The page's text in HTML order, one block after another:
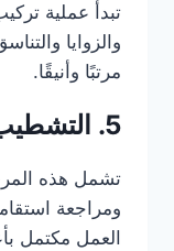
تبدأ عملية
والزوايا
مرتبًا وأنيقًا.
5. التشطيب النهائي
تشمل هذه
ومراجعة
العمل مكتمل